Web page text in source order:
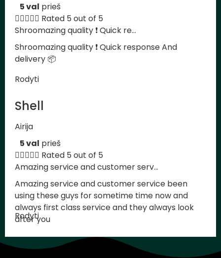
5 val prieš
 Rated 5 out of 5
Shroomazing quality ❗️ Quick re...
Shroomazing quality ❗️ Quick response And
delivery 📦
Rodyti
Shell
Airija
5 val prieš
 Rated 5 out of 5
Amazing service and customer serv...
Amazing service and customer service been
using these guys for sometime time now and
always first class service and they always look
after you
Rodyti